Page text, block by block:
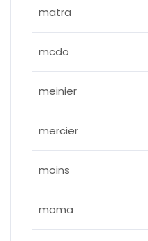
matra
mcdo
meinier
mercier
moins
moma